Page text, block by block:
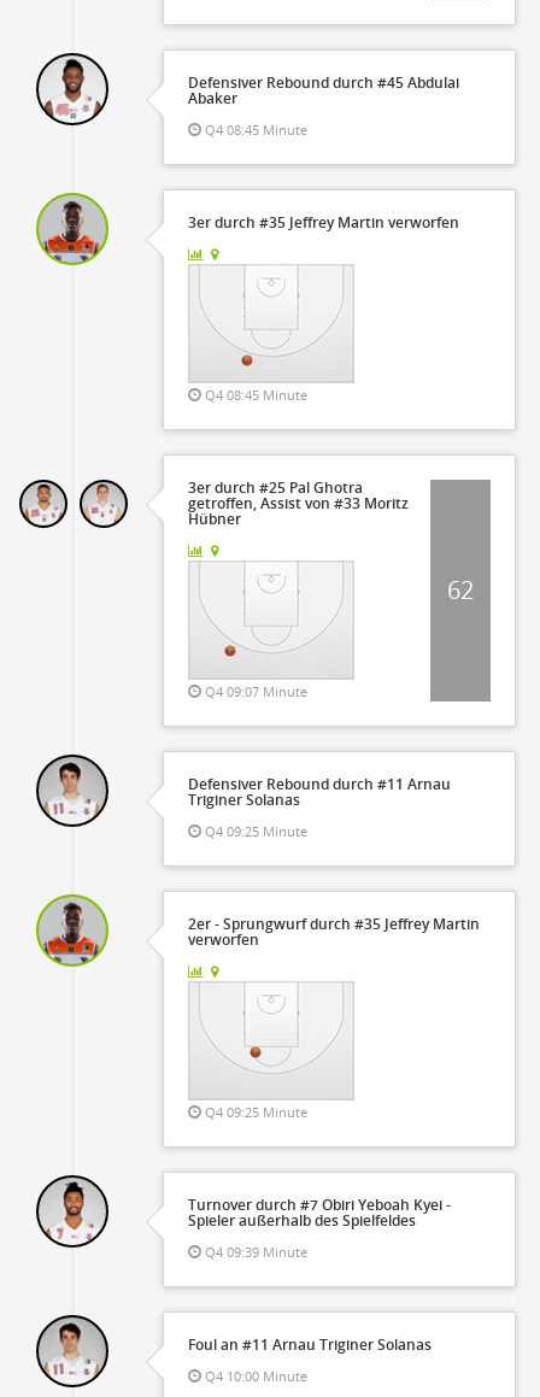
Defensiver Rebound durch #45 Abdulai
Abaker
Q4 08:45 Minute
3er durch #35 Jeffrey Martin verworfen
Q4 08:45 Minute
3er durch #25 Pal Ghotra
getroffen, Assist von #33 Moritz
Hübner
Q4 09:07 Minute
62
Defensiver Rebound durch #11 Arnau
Triginer Solanas
Q4 09:25 Minute
2er - Sprungwurf durch #35 Jeffrey Martin
verworfen
Q4 09:25 Minute
Turnover durch #7 Obiri Yeboah Kyei -
Spieler außerhalb des Spielfeldes
Q4 09:39 Minute
Foul an #11 Arnau Triginer Solanas
Q4 10:00 Minute